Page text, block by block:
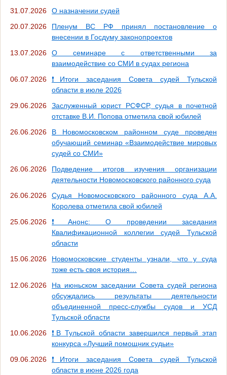
31.07.2026
О назначении судей
20.07.2026
Пленум ВС РФ принял постановление о
внесении в Госдуму законопроектов
13.07.2026
О семинаре с ответственными за
взаимодействие со СМИ в судах региона
06.07.2026
❗Итоги заседания Совета судей Тульской
области в июле 2026
29.06.2026
Заслуженный юрист РСФСР, судья в почетной
отставке В.И. Попова отметила свой юбилей
26.06.2026
В Новомосковском районном суде проведен
обучающий семинар «Взаимодействие мировых
судей со СМИ»
26.06.2026
Подведение итогов изучения организации
деятельности Новомосковского районного суда
26.06.2026
Судья Новомосковского районного суда А.А.
Королева отметила свой юбилей
25.06.2026
❗Анонс: О проведении заседания
Квалификационной коллегии судей Тульской
области
15.06.2026
Новомосковские студенты узнали, что у суда
тоже есть своя история…
12.06.2026
На июньском заседании Совета судей региона
обсуждались результаты деятельности
объединенной пресс-службы судов и УСД
Тульской области
10.06.2026
❗В Тульской области завершился первый этап
конкурса «Лучший помощник судьи»
09.06.2026
❗Итоги заседания Совета судей Тульской
области в июне 2026 года